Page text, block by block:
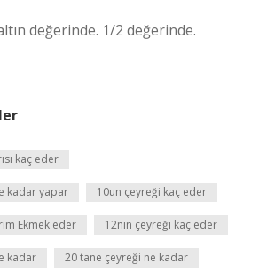
değerinde. 1/2 değerinde.
kaç eder
kadar yapar 10un çeyreği kaç eder
Ekmek eder 12nin çeyreği kaç eder
kadar 20 tane çeyreği ne kadar